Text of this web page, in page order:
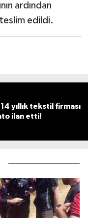
ardından
edildi.
yıllık tekstil firması
ilan etti!